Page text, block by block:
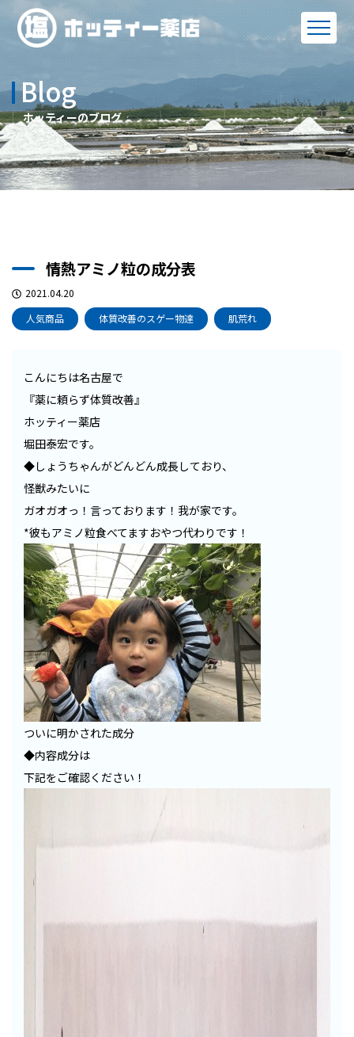
Blog
ホッティーのブログ
情熱アミノ粒の成分表
2021.04.20
人気商品
体質改善のスゲー物達 肌荒れ
こんにちは名古屋で
『薬に頼らず体質改善』
ホッティー薬店
堀田泰宏です。
◆しょうちゃんがどんどん成長しており、
怪獣みたいに
ガオガオっ！言っております！我が家です。
*彼もアミノ粒食べてますおやつ代わりです！
ついに明かされた成分
◆内容成分は
下記をご確認ください！